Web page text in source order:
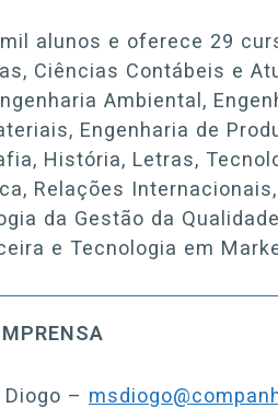
alunos e oferece 29
Ciências Contábeis e
Ambiental,
Engenharia de
História, Letras,
Relações
da Gestão da
e Tecnologia em
–